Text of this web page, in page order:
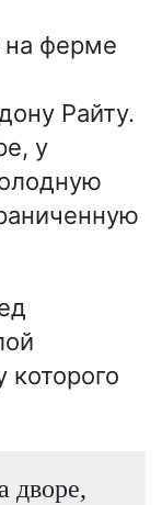
на ферме
Райту.
у
дворе,